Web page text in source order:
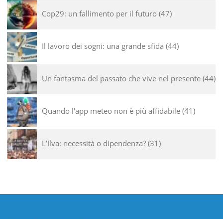
Cop29: un fallimento per il futuro 47
Il lavoro dei sogni: una grande sfida 44
Un fantasma del passato che vive nel presente 44
Quando l'app meteo non è più affidabile 41
L’Ilva: necessità o dipendenza? 31